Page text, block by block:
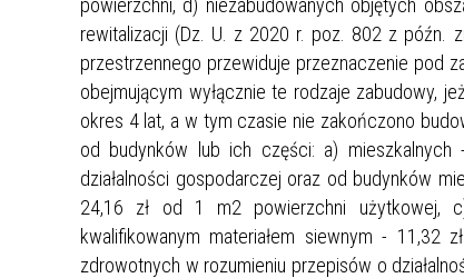
powierzchni, d) niezabudowanych objętych
rewitalizacji (Dz. U. z 2020 r. poz. 802 z późn.
przestrzennego przewiduje przeznaczenie pod
obejmującym wyłącznie te rodzaje zabudowy,
okres 4 lat, a w tym czasie nie zakończono
od budynków lub ich części: a)
działalności gospodarczej oraz od budynków
24,16 zł od 1 m2 powierzchni użytkowej,
kwalifikowanym materiałem siewnym - 11,32
zdrowotnych w rozumieniu przepisów o